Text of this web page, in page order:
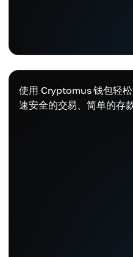
使用 Cryptomus 钱包轻
速安全的交易、简单的存